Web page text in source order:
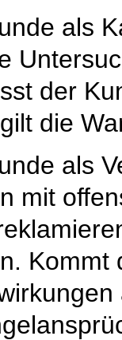
als
der
die
als
mit